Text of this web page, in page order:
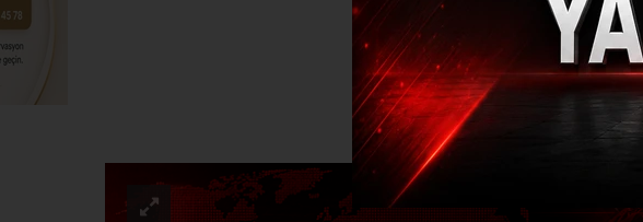
H-ÜFE
EKONOMI (İHA) - İhlas